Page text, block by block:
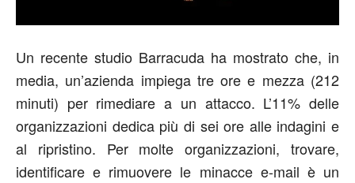
Un recente studio Barracuda ha mostrato che, in
media, un’azienda impiega tre ore e mezza (212
minuti) per rimediare a un attacco. L’11% delle
organizzazioni dedica più di sei ore alle indagini e
al ripristino. Per molte organizzazioni, trovare,
identificare e rimuovere le minacce e-mail è un